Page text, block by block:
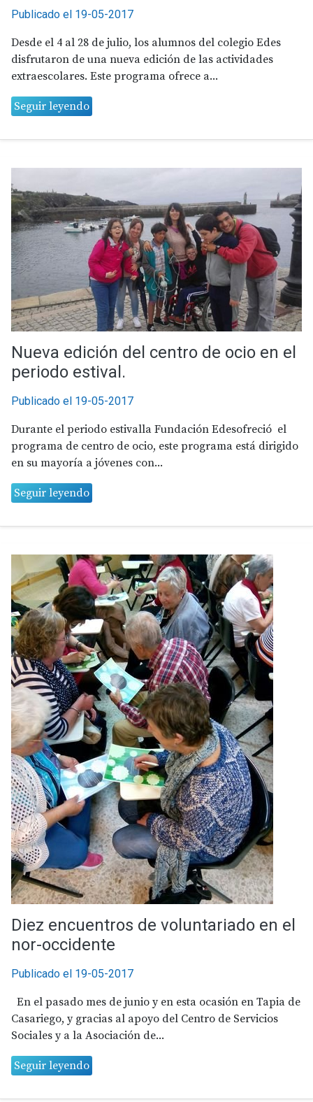
Publicado el 19-05-2017
Desde el 4 al 28 de julio, los alumnos del colegio Edes
disfrutaron de una nueva edición de las actividades
extraescolares. Este programa ofrece a...
Seguir leyendo
Nueva edición del centro de ocio en el
periodo estival.
Publicado el 19-05-2017
Durante el periodo estivalla Fundación Edesofreció el
programa de centro de ocio, este programa está dirigido
en su mayoría a jóvenes con...
Seguir leyendo
Diez encuentros de voluntariado en el
nor-occidente
Publicado el 19-05-2017
En el pasado mes de junio y en esta ocasión en Tapia de
Casariego, y gracias al apoyo del Centro de Servicios
Sociales y a la Asociación de...
Seguir leyendo